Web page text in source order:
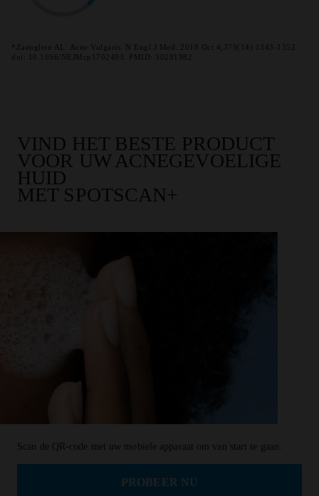
*Zaenglein AL. Acne Vulgaris. N Engl J Med. 2018 Oct 4;379(14):1343-1352.
doi: 10.1056/NEJMcp1702493. PMID: 30281982.
VIND HET BESTE PRODUCT
VOOR UW ACNEGEVOELIGE
HUID
MET SPOTSCAN+
Scan de QR-code met uw mobiele apparaat om van start te gaan.
PROBEER NU